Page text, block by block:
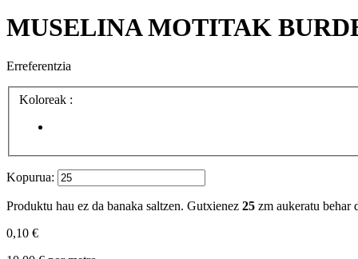
MUSELINA MOTITAK
Erreferentzia
Koloreak :
Kopurua:
Produktu hau ez da banaka saltzen. Gutxienez 25 zm aukeratu behar
0,10 €